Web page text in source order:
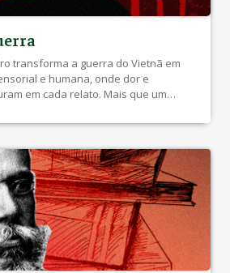
transforma a guerra do Vietnã em
e humana, onde dor e
em cada relato. Mais que um
humana diante do horror de